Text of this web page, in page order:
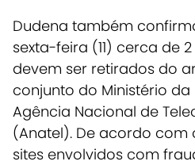
Dudena também
sexta-feira (11) cerca de
devem ser retirados do
conjunto do Ministério da
Agência Nacional de
(Anatel). De acordo com
sites envolvidos com